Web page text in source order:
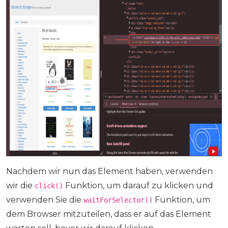
Nachdem wir nun das Element haben, verwenden
wir die click() Funktion, um darauf zu klicken und
verwenden Sie die waitForSelector() Funktion, um
dem Browser mitzuteilen, dass er auf das Element